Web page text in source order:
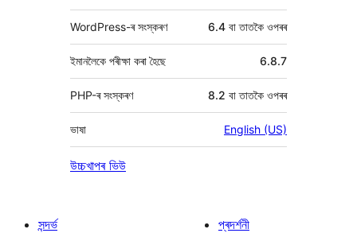
WordPress-ৰ সংস্কৰণ 6.4 বা তাতকৈ ওপৰৰ
ইমানলৈকে পৰীক্ষা কৰা হৈছে 6.8.7
PHP-ৰ সংস্কৰণ 8.2 বা তাতকৈ ওপৰৰ
ভাষা English (US)
উচ্চখাপৰ ভিউ
সন্দৰ্ভ
প্ৰদৰ্শনী